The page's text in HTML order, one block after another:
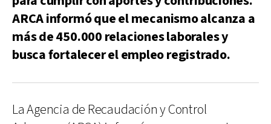
ARCA informó que el mecanismo alcanza a
más de 450.000 relaciones laborales y
busca fortalecer el empleo registrado.
La Agencia de Recaudación y Control